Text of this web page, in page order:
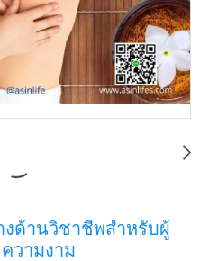
ด้านวิชาชีพสำหรับผู้
วามงาม